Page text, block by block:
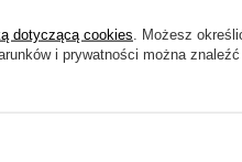
i odpowiedzi
dla innych.
OPINIĘ
dotyczącą cookies . Możesz
i prywatności można